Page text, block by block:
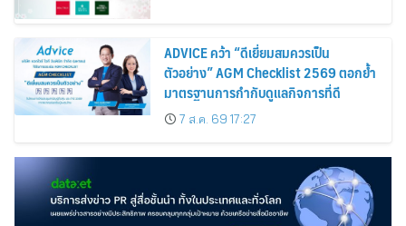
ADVICE คว้า “ดีเยี่ยมสมควรเป็น
ตัวอย่าง” AGM Checklist 2569 ตอกย้ำ
มาตรฐานการกำกับดูแลกิจการที่ดี
7 ส.ค. 69 17:27